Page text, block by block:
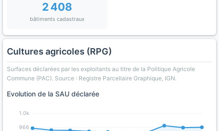
2 408
bâtiments cadastraux
Cultures agricoles (RPG)
Surfaces déclarées par les exploitants au titre de la Politique Agricole
Commune (PAC). Source : Registre Parcellaire Graphique, IGN.
Evolution de la SAU déclarée
966
1.0k